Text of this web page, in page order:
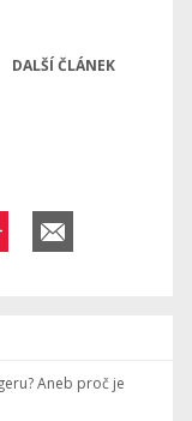
DALŠÍ ČLÁNEK
Aneb proč je